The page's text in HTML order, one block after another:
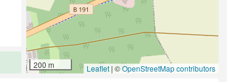
200 m Leaflet | ©OpenStreetMap contributors